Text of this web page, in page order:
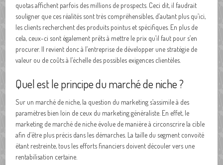
quotas affichent parfois des millions de prospects. Ceci dit, il faudrait
souligner que ces réalités sont très compréhensibles, d’autant plus qu’ici,
les clients recherchent des produits pointus et spécifiques. En plus de
cela, ceux-ci sont également prêts à mettre le prix qu’il faut pour s’en
procurer. Il revient donc à l’entreprise de développer une stratégie de
valeur ou de coûts à l’échelle des possibles exigences clientèles.
Quel est le principe du marché de niche ?
Sur un marché de niche, la question du marketing s’assimile à des
paramètres bien loin de ceux du marketing généraliste. En effet, le
marketing de marché de niche évolue de manière à circonscrire la cible
afin d’être plus précis dans les démarches. La taille du segment convoité
étant restreinte, tous les efforts financiers doivent découler vers une
rentabilisation certaine.